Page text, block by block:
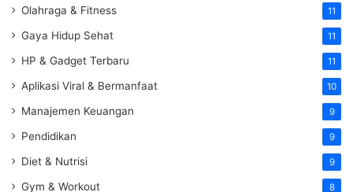
Olahraga & Fitness 11
Gaya Hidup Sehat 11
HP & Gadget Terbaru 11
Aplikasi Viral & Bermanfaat 10
Manajemen Keuangan 9
Pendidikan 9
Diet & Nutrisi 9
Gym & Workout 8